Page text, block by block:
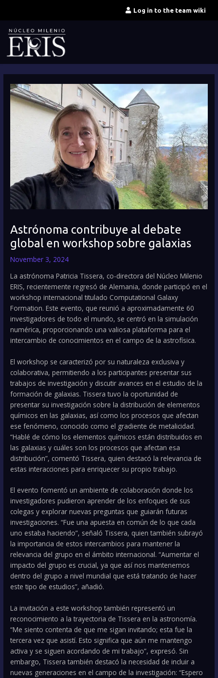
content
Log in to the team wiki
Astrónoma contribuye al debate
global en workshop sobre galaxias
November 3, 2024
La astrónoma Patricia Tissera, co-directora del Núcleo Milenio
ERIS, recientemente regresó de Alemania, donde participó en el
workshop internacional titulado Computational Galaxy
Formation. Este evento, que reunió a aproximadamente 60
investigadores de todo el mundo, se centró en la simulación
numérica, proporcionando una valiosa plataforma para el
intercambio de conocimientos en el campo de la astrofísica.
El workshop se caracterizó por su naturaleza exclusiva y
colaborativa, permitiendo a los participantes presentar sus
trabajos de investigación y discutir avances en el estudio de la
formación de galaxias. Tissera tuvo la oportunidad de
presentar su investigación sobre la distribución de elementos
químicos en las galaxias, así como los procesos que afectan
ese fenómeno, conocido como el gradiente de metalicidad.
“Hablé de cómo los elementos químicos están distribuidos en
las galaxias y cuáles son los procesos que afectan esa
distribución”, comentó Tissera, quien destacó la relevancia de
estas interacciones para enriquecer su propio trabajo.
El evento fomentó un ambiente de colaboración donde los
investigadores pudieron aprender de los enfoques de sus
colegas y explorar nuevas preguntas que guiarán futuras
investigaciones. “Fue una apuesta en común de lo que cada
uno estaba haciendo”, señaló Tissera, quien también subrayó
la importancia de estos intercambios para mantener la
relevancia del grupo en el ámbito internacional. “Aumentar el
impacto del grupo es crucial, ya que así nos mantenemos
dentro del grupo a nivel mundial que está tratando de hacer
este tipo de estudios”, añadió.
La invitación a este workshop también representó un
reconocimiento a la trayectoria de Tissera en la astronomía.
“Me siento contenta de que me sigan invitando; esta fue la
tercera vez que asistí. Esto significa que aún me mantengo
activa y se siguen acordando de mi trabajo”, expresó. Sin
embargo, Tissera también destacó la necesidad de incluir a
nuevas generaciones en el campo de la investigación: “Espero